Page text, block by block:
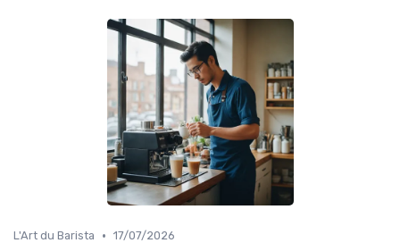
L'Art du Barista • 17/07/2026